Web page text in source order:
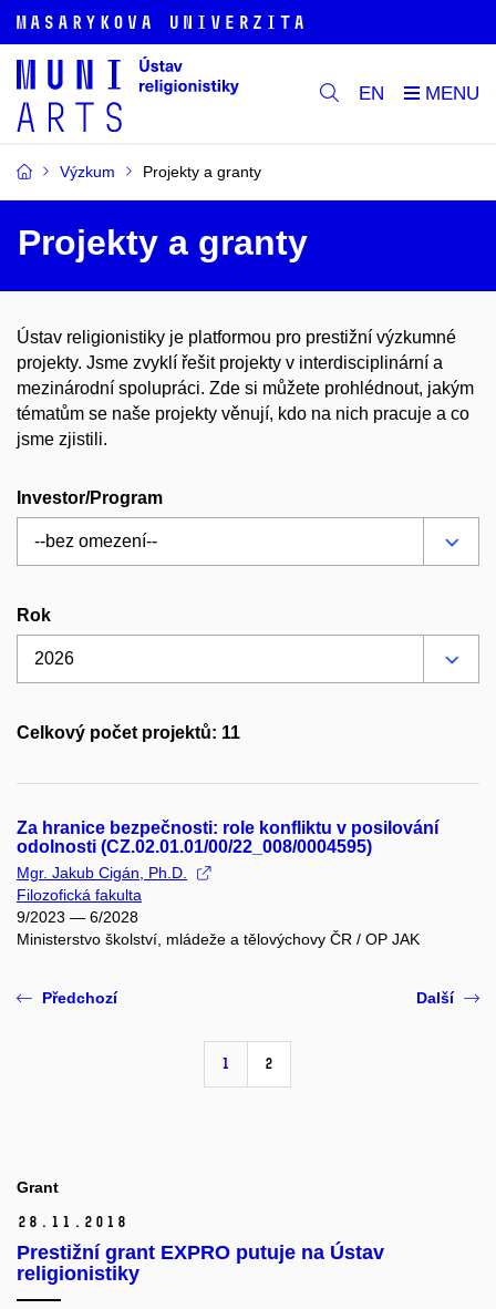
EN
Výzkum Projekty a granty
Projekty a granty
Ústav religionistiky je platformou pro prestižní výzkumné
projekty. Jsme zvyklí řešit projekty v interdisciplinární a
mezinárodní spolupráci. Zde si můžete prohlédnout, jakým
tématům se naše projekty věnují, kdo na nich pracuje a co
jsme zjistili.
Investor/Program
Rok
Celkový počet projektů: 11
Za hranice bezpečnosti: role konfliktu v posilování
odolnosti (CZ.02.01.01/00/22_008/0004595)
Mgr. Jakub Cigán, Ph.D.
Filozofická fakulta
9/2023 — 6/2028
Ministerstvo školství, mládeže a tělovýchovy ČR / OP JAK
Předchozí
1 2
Další
Grant
28. 11. 2018
Prestižní grant EXPRO putuje na Ústav
religionistiky